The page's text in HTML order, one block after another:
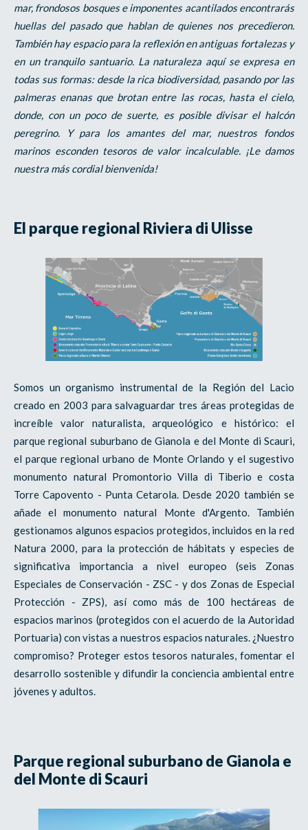
mar, frondosos bosques e imponentes acantilados encontrarás
huellas del pasado que hablan de quienes nos precedieron.
También hay espacio para la reflexión en antiguas fortalezas y
en un tranquilo santuario. La naturaleza aquí se expresa en
todas sus formas: desde la rica biodiversidad, pasando por las
palmeras enanas que brotan entre las rocas, hasta el cielo,
donde, con un poco de suerte, es posible divisar el halcón
peregrino. Y para los amantes del mar, nuestros fondos
marinos esconden tesoros de valor incalculable. ¡Le damos
nuestra más cordial bienvenida!
El parque regional Riviera di Ulisse
Somos un organismo instrumental de la Región del Lacio
creado en 2003 para salvaguardar tres áreas protegidas de
increíble valor naturalista, arqueológico e histórico: el
parque regional suburbano de Gianola e del Monte di Scauri,
el parque regional urbano de Monte Orlando y el sugestivo
monumento natural Promontorio Villa di Tiberio e costa
Torre Capovento - Punta Cetarola. Desde 2020 también se
añade el monumento natural Monte d'Argento. También
gestionamos algunos espacios protegidos, incluidos en la red
Natura 2000, para la protección de hábitats y especies de
significativa importancia a nivel europeo (seis Zonas
Especiales de Conservación - ZSC - y dos Zonas de Especial
Protección - ZPS), así como más de 100 hectáreas de
espacios marinos (protegidos con el acuerdo de la Autoridad
Portuaria) con vistas a nuestros espacios naturales. ¿Nuestro
compromiso? Proteger estos tesoros naturales, fomentar el
desarrollo sostenible y difundir la conciencia ambiental entre
jóvenes y adultos.
Parque regional suburbano de Gianola e
del Monte di Scauri